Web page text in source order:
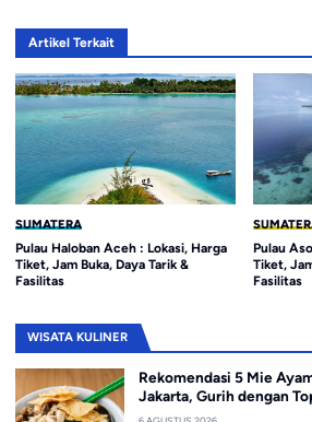
Artikel Terkait
SUMATERA
Pulau Haloban Aceh : Lokasi, Harga
Tiket, Jam Buka, Daya Tarik &
Fasilitas
Pulau
Tiket,
Fasilitas
WISATA KULINER
Rekomendasi 5 Mie
Jakarta, Gurih dengan